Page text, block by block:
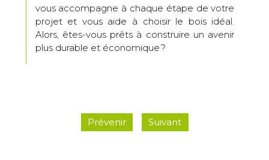
vous accompagne à chaque étape de votre
projet et vous aide à choisir le bois idéal.
Alors, êtes-vous prêts à construire un avenir
plus durable et économique ?
Prévenir Suivant